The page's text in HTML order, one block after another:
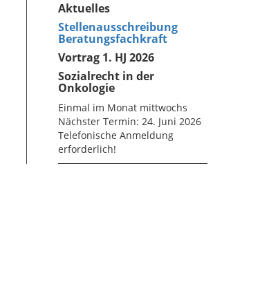
Aktuelles
Stellenausschreibung
Beratungsfachkraft
Vortrag 1. HJ 2026
Sozialrecht in der
Onkologie
Einmal im Monat mittwochs
Nächster Termin: 24. Juni 2026
Telefonische Anmeldung
erforderlich!